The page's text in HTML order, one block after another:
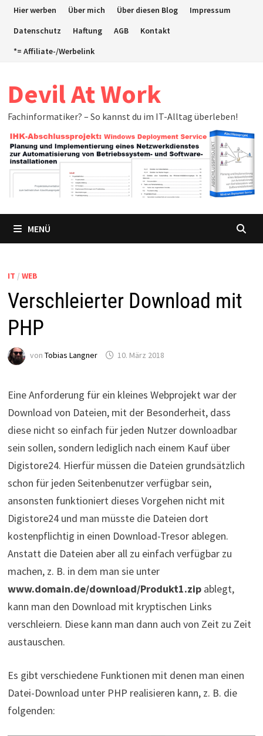
ZumHier werben Über mich Über diesen Blog
Impressum
Datenschutz
Haftung AGB
Kontakt
*= Affiliate-/Werbelink
Devil At Work
Fachinformatiker? – So kannst du im IT-Alltag überleben!
MENÜ
IT / WEB
Verschleierter Download mit
PHP
von Tobias Langner 10. März 2018
Eine Anforderung für ein kleines Webprojekt war der
Download von Dateien, mit der Besonderheit, dass
diese nicht so einfach für jeden Nutzer downloadbar
sein sollen, sondern lediglich nach einem Kauf über
Digistore24. Hierfür müssen die Dateien grundsätzlich
schon für jeden Seitenbenutzer verfügbar sein,
ansonsten funktioniert dieses Vorgehen nicht mit
Digistore24 und man müsste die Dateien dort
kostenpflichtig in einen Download-Tresor ablegen.
Anstatt die Dateien aber all zu einfach verfügbar zu
machen, z. B. in dem man sie unter
www.domain.de/download/Produkt1.zipablegt,
kann man den Download mit kryptischen Links
verschleiern. Diese kann man dann auch von Zeit zu Zeit
austauschen.
Es gibt verschiedene Funktionen mit denen man einen
Datei-Download unter PHP realisieren kann, z. B. die
folgenden: